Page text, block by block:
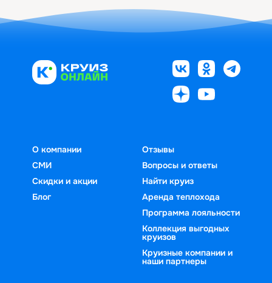
О компании
СМИ
Скидки и акции
Блог
Отзывы
Вопросы и ответы
Найти круиз
Аренда теплохода
Программа лояльности
Коллекция выгодных
круизов
Круизные компании и
наши партнеры